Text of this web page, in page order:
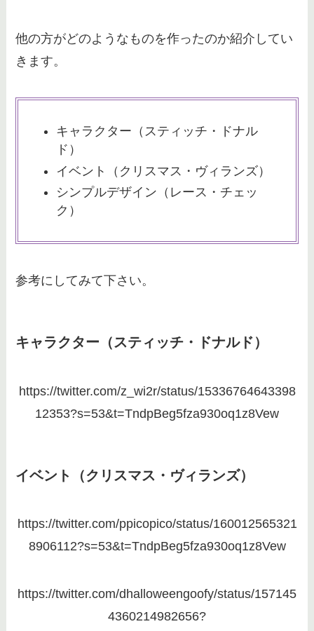
他の方がどのようなものを作ったのか紹介してい
きます。
キャラクター（スティッチ・ドナル
ド）
イベント（クリスマス・ヴィランズ）
シンプルデザイン（レース・チェッ
ク）
参考にしてみて下さい。
キャラクター（スティッチ・ドナルド）
https://twitter.com/z_wi2r/status/15336764643398
12353?s=53&t=TndpBeg5fza930oq1z8Vew
イベント（クリスマス・ヴィランズ）
https://twitter.com/ppicopico/status/160012565321
8906112?s=53&t=TndpBeg5fza930oq1z8Vew
https://twitter.com/dhalloweengoofy/status/157145
4360214982656?